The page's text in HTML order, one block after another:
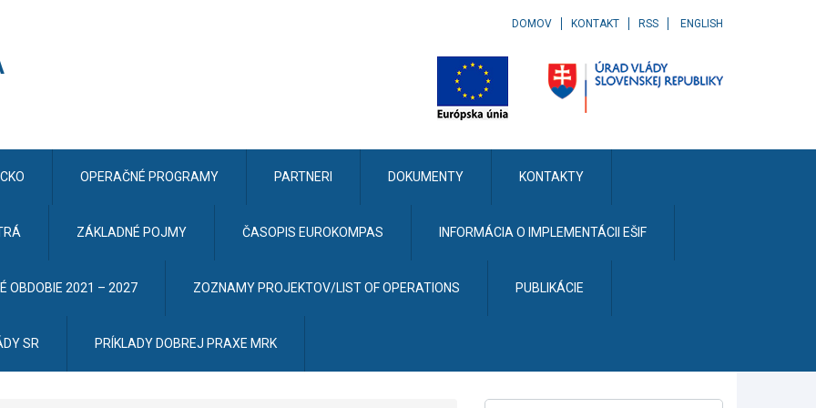
DOMOV KONTAKT RSS ENGLISH
CKO OPERAČNÉ PROGRAMY PARTNERI DOKUMENTY KONTAKTY
ZÁKLADNÉ POJMY ČASOPIS EUROKOMPAS INFORMÁCIA O IMPLEMENTÁCII EŠIF
OBDOBIE 2021 – 2027 ZOZNAMY PROJEKTOV/LIST OF OPERATIONS PUBLIKÁCIE
SR PRÍKLADY DOBREJ PRAXE MRK